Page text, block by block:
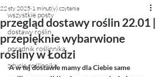
wszystkie posty
dostawy roślin
poradnik roślinnika
z życia roślinnika
przegląd dostawy roślin 22.01 |
przepięknie wybarwione
rośliny w Łodzi
22 sty 2025 1 minut(y) czytania
A w tej dostawie mamy dla Ciebie same